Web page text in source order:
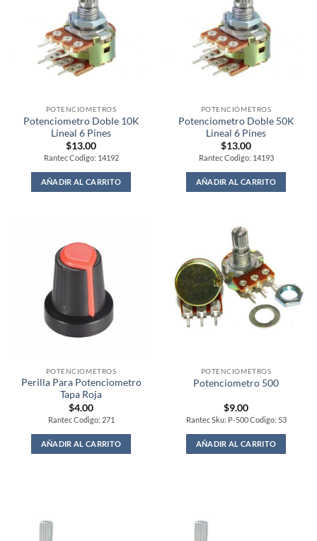
POTENCIOMETROS
Potenciometro Doble 10K
Lineal 6 Pines
$13.00
Rantec Codigo: 14192
AÑADIR AL CARRITO
POTENCIOMETROS
Potenciometro Doble 50K
Lineal 6 Pines
$13.00
Rantec Codigo: 14193
AÑADIR AL CARRITO
POTENCIOMETROS
Perilla Para Potenciometro
Tapa Roja
$4.00
Rantec Codigo: 271
AÑADIR AL CARRITO
POTENCIOMETROS
Potenciometro 500
$9.00
Rantec Sku: P-500 Codigo: 53
AÑADIR AL CARRITO